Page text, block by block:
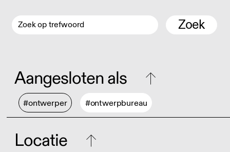
Zoek
Aangesloten als
#ontwerper #ontwerpbureau
Locatie